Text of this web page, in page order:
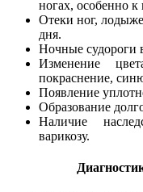
ногах, особенно к
Отеки ног,
дня.
Ночные
Изменение
покраснение,
Появление
Образование
Наличие
варикозу.